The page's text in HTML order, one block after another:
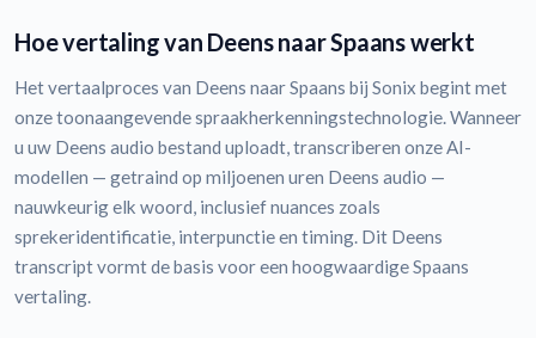
Hoe vertaling van Deens naar Spaans werkt
Het vertaalproces van Deens naar Spaans bij Sonix begint met
onze toonaangevende spraakherkenningstechnologie. Wanneer
u uw Deens audio bestand uploadt, transcriberen onze AI-
modellen — getraind op miljoenen uren Deens audio —
nauwkeurig elk woord, inclusief nuances zoals
sprekeridentificatie, interpunctie en timing. Dit Deens
transcript vormt de basis voor een hoogwaardige Spaans
vertaling.